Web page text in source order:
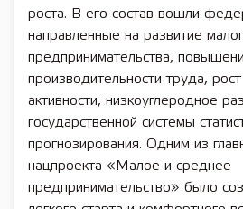
роста. В его состав вошли
направленные на развитие
предпринимательства,
производительности труда,
активности, низкоуглеродное
государственной системы
прогнозирования. Одним из
нацпроекта «Малое и среднее
предпринимательство» было